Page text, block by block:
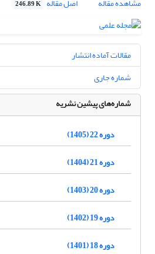
مشاهده مقاله
اصل مقاله 246.89 K
مقالات آماده انتشار
شماره جاری
شماره‌های پیشین نشریه
دوره 22 (1405)
دوره 21 (1404)
دوره 20 (1403)
دوره 19 (1402)
دوره 18 (1401)